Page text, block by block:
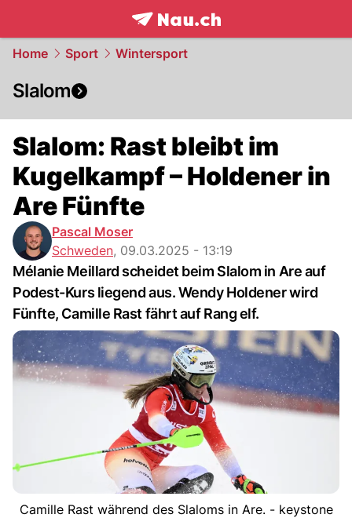
frontpage.NAU.ch
Home Sport Wintersport
Slalom
Slalom: Rast bleibt im
Kugelkampf – Holdener in
Are Fünfte
Pascal Moser
Schweden, 09.03.2025 - 13:19
Mélanie Meillard scheidet beim Slalom in Are auf
Podest-Kurs liegend aus. Wendy Holdener wird
Fünfte, Camille Rast fährt auf Rang elf.
Camille Rast während des Slaloms in Are. - keystone